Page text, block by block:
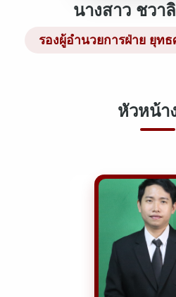
นางสาว ชวา
รองผู้อำนวยการฝ่าย ยุทธ
หัวหน้า